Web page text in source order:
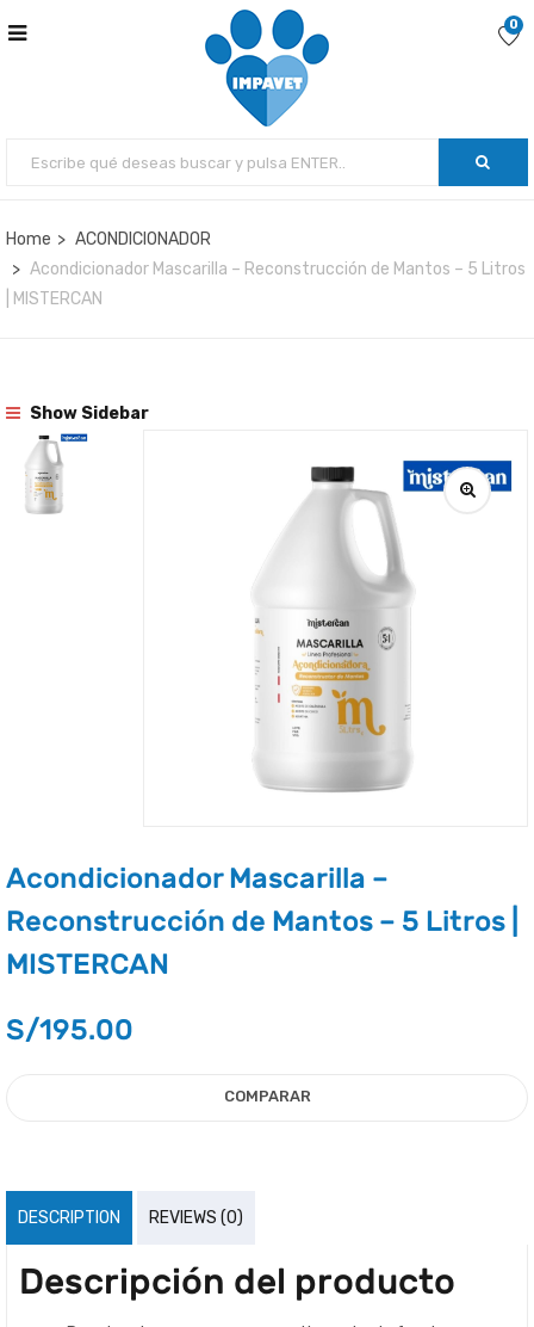
0
Home
ACONDICIONADOR
Acondicionador Mascarilla – Reconstrucción de Mantos – 5 Litros
| MISTERCAN
Show Sidebar
Acondicionador Mascarilla –
Reconstrucción de Mantos – 5 Litros |
MISTERCAN
S/195.00
COMPARAR
DESCRIPTION REVIEWS (0)
Descripción del producto